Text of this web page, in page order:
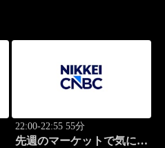
22:00-22:55 55分
先週のマーケットで気にな